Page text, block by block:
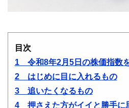
目次
1 令和8年2月5日の株価指数
2 はじめに目に入れるもの
3 追いたくなるもの
4 押さえた方がイイと勝手に